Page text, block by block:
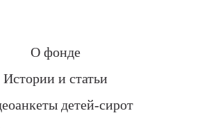
О фонде
Истории и статьи
детей-сирот